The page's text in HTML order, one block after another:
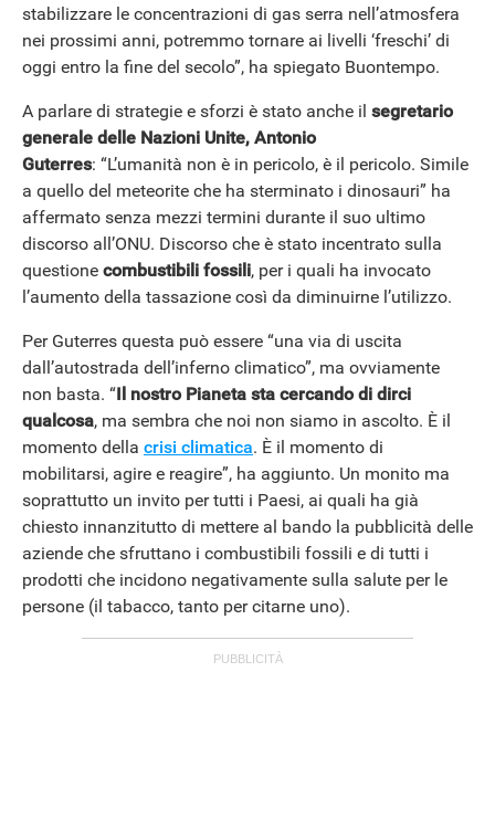
stabilizzare le concentrazioni di gas serra nell’atmosfera
nei prossimi anni, potremmo tornare ai livelli ‘freschi’ di
oggi entro la fine del secolo”, ha spiegato Buontempo.
A parlare di strategie e sforzi è stato anche il segretario
generale delle Nazioni Unite, Antonio
Guterres: “L’umanità non è in pericolo, è il pericolo. Simile
a quello del meteorite che ha sterminato i dinosauri” ha
affermato senza mezzi termini durante il suo ultimo
discorso all’ONU. Discorso che è stato incentrato sulla
questione combustibili fossili, per i quali ha invocato
l’aumento della tassazione così da diminuirne l’utilizzo.
Per Guterres questa può essere “una via di uscita
dall’autostrada dell’inferno climatico”, ma ovviamente
non basta. “Il nostro Pianeta sta cercando di dirci
qualcosa, ma sembra che noi non siamo in ascolto. È il
momento della crisi climatica. È il momento di
mobilitarsi, agire e reagire”, ha aggiunto. Un monito ma
soprattutto un invito per tutti i Paesi, ai quali ha già
chiesto innanzitutto di mettere al bando la pubblicità delle
aziende che sfruttano i combustibili fossili e di tutti i
prodotti che incidono negativamente sulla salute per le
persone (il tabacco, tanto per citarne uno).